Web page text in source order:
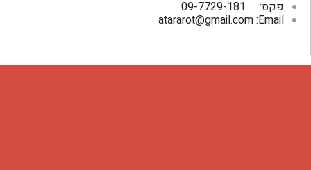
פקס: 09-7729-181
atararot@gmail.com:Email